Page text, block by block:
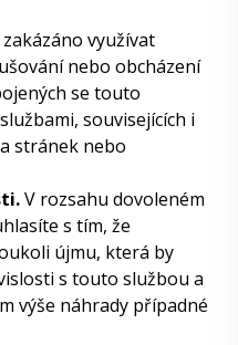
zakázáno využívat
nebo obcházení
se touto
souvisejících i
stránek nebo
V rozsahu dovoleném
s tím, že
újmu, která by
s touto službou a
výše náhrady případné